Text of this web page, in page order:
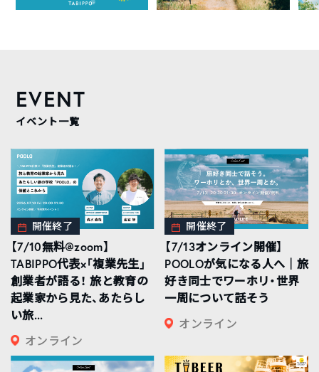
EVENT
イベント一覧
開催終了
【7/10無料@zoom】
TABIPPO代表×「複業先生」
創業者が語る！ 旅と教育の
起業家から見た、あたらし
い旅...
オンライン
開催終了
【7/13オンライン開催】
POOLOが気になる人へ｜旅
好き同士でワーホリ・世界
一周について話そう
オンライン